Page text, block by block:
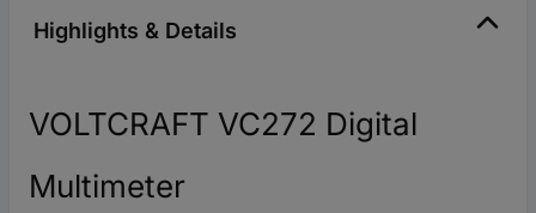
Highlights & Details
VOLTCRAFT VC272 Digital
Multimeter